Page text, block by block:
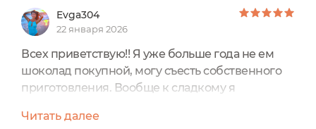
Evga304
22 января 2026
Всех приветствую!! Я уже больше года не ем
шоколад покупной, могу съесть собственного
приготовления. Вообще к сладкому я
средства с ароматом шоколада. Вот это прям
Читать далее